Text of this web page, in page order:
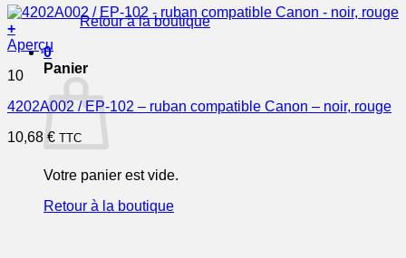
Retour à la boutique
0
Panier
Votre panier est vide.
Retour à la boutique
+
Aperçu
10
4202A002 / EP-102 – ruban compatible Canon – noir, rouge
10,68 € TTC